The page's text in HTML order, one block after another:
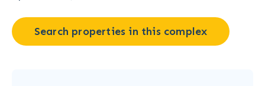
Search properties in this complex